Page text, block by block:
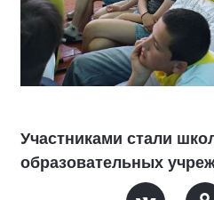
Участниками стали
образовательных